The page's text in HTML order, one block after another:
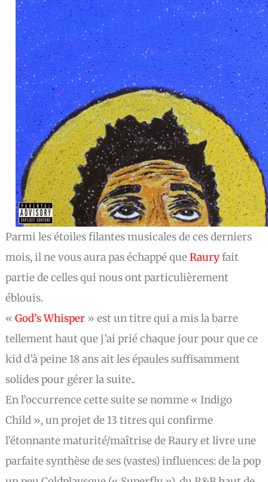
Parmi les étoiles filantes musicales de ces derniers
mois, il ne vous aura pas échappé queRauryfait
partie de celles qui nous ont particulièrement
éblouis.
«God’s Whisper » est un titre qui a mis la barre
tellement haut que j’ai prié chaque jour pour que ce
kid d’à peine 18 ans ait les épaules suffisamment
solides pour gérer la suite..
En l’occurrence cette suite se nomme « Indigo
Child », un projet de 13 titres qui confirme
l’étonnante maturité/maîtrise de Raury et livre une
parfaite synthèse de ses (vastes) influences: de la pop